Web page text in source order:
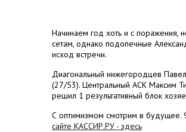
Начинаем год хоть и с поражения,
сетам, однако подопечные
исход встречи.
Диагональный нижегородцев
(27/53). Центральный АСК Максим
решил 1 результативный блок
С оптимизмом смотрим в будущее.
сайте КАССИР.РУ - здесь